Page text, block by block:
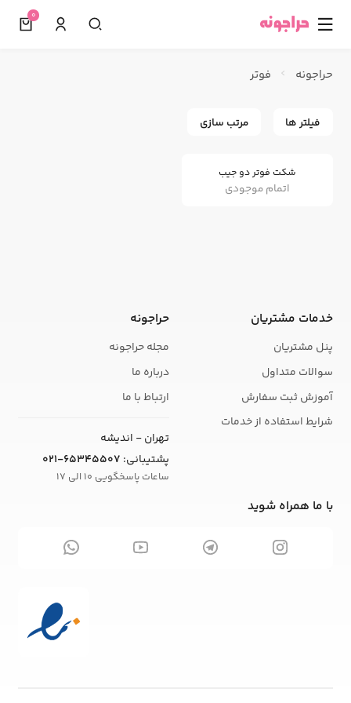
☰
0
حراجونه فوتر
فیلتر ها مرتب سازی
شکت فوتر دو جیب
اتمام موجودی
خدمات مشتریان
پنل مشتریان
سوالات متداول
آموزش ثبت سفارش
شرایط استفاده از خدمات
حراجونه
مجله حراجونه
درباره ما
ارتباط با ما
تهران - اندیشه
پشتیبانی: 021-65345507
ساعات پاسخگویی 10 الی 17
با ما همراه شوید